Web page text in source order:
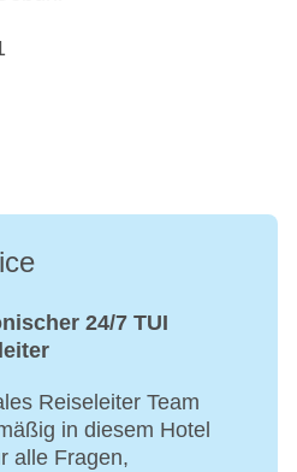
24/7 TUI
Reiseleiter Team
in diesem Hotel
alle Fragen,